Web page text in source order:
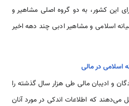
این کشور، به دو گروه اصلی مشاهیر و
اسلامی‌ و مشاهیر ادبی چند دهه اخیر
اسلامی‌ در مالی
و ادیبان مالی طی هزار سال گذشته را
که اطلاعات اندکی در مورد آنان